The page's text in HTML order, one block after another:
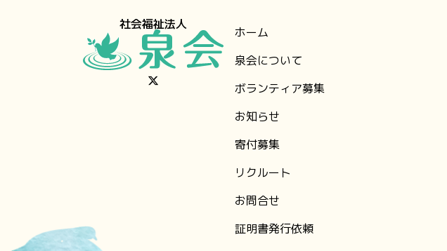
社会福祉法人
ホーム
泉会について
ボランティア募集
お知らせ
⁨寄付募集
リクルート
お問合せ
証明書発行依頼